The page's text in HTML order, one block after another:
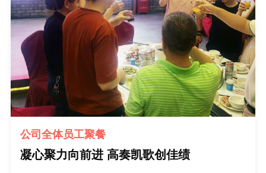
公司全体员工聚餐
凝心聚力向前进 高奏凯歌创佳绩